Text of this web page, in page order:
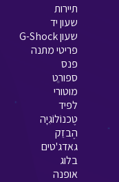
תיירות
שעון יד
שעון G-Shock
פריטי מתנה
פנס
ספורט
מוטורי
לפיד
טֶכנוֹלוֹגִיָה
הֶבזֵק
גאדג'טים
בלוג
אופנה